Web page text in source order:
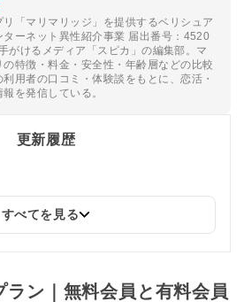
リ「マリマリッジ」を提供するベリシュア
ターネット異性紹介事業 届出番号：4520
がけるメディア「スピカ」の編集部。マ
の特徴・料金・安全性・年齢層などの比較
用者の口コミ・体験談をもとに、恋活・
を発信している。
更新履歴
更新しました。
すべてを見る
ン｜無料会員と有料会員